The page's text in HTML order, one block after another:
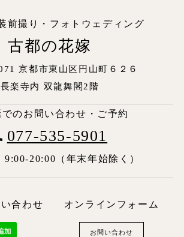
前撮り・フォトウェディング
古都の花嫁
京都市東山区円山町６２６
長楽寺内 双龍舞閣2階
でのお問い合わせ・ご予約
077-535-5901
9:00-20:00（年末年始除く）
合わせ オンラインフォーム
お問い合わせ